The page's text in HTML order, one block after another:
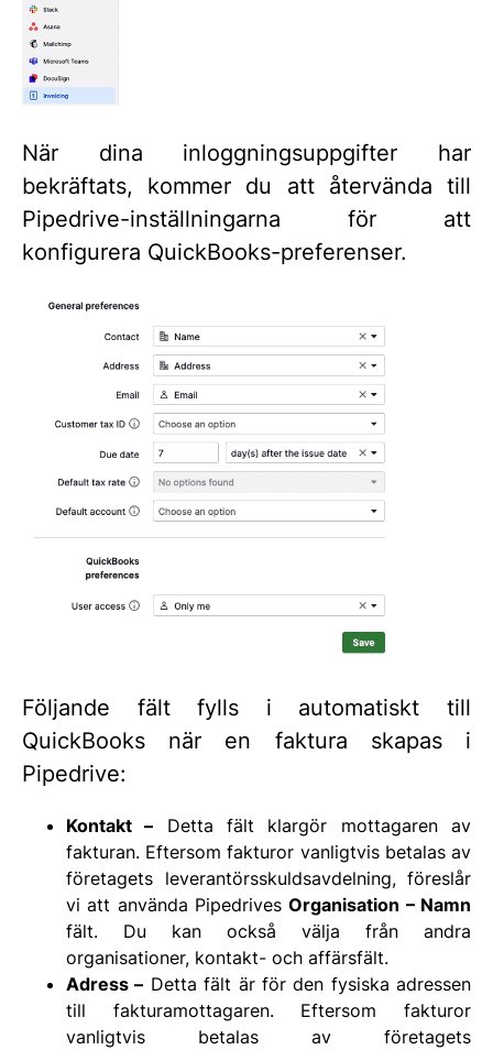
När dina inloggningsuppgifter har
bekräftats, kommer du att återvända till
Pipedrive-inställningarna för att
konfigurera QuickBooks-preferenser.
Följande fält fylls i automatiskt till
QuickBooks när en faktura skapas i
Pipedrive:
Kontakt – Detta fält klargör mottagaren av
fakturan. Eftersom fakturor vanligtvis betalas av
företagets leverantörsskuldsavdelning, föreslår
vi att använda PipedrivesOrganisation – Namn
fält. Du kan också välja från andra
organisationer, kontakt- och affärsfält.
Adress – Detta fält är för den fysiska adressen
till fakturamottagaren. Eftersom fakturor
vanligtvis betalas av företagets